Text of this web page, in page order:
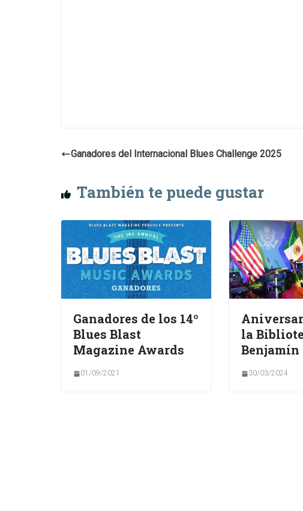
Ganadores del Internacional Blues Challenge 2025
También te puede gustar
Ganadores de los 14º
Blues Blast
Magazine Awards
01/09/2021
la
30/03/2024